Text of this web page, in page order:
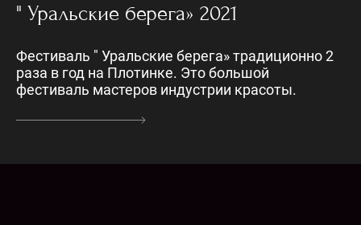
" Уральские берега» 2021
Фестиваль " Уральские берега» традиционно 2
раза в год на Плотинке. Это большой
фестиваль мастеров индустрии красоты.